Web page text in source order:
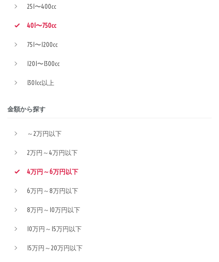
251〜400cc
401〜750cc
751〜1200cc
1201〜1300cc
1301cc以上
金額から探す
～2万円以下
2万円～4万円以下
4万円～6万円以下
6万円～8万円以下
8万円～10万円以下
10万円～15万円以下
15万円～20万円以下